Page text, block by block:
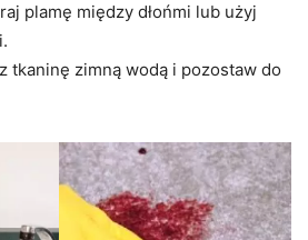
plamę między dłońmi lub użyj
tkaninę zimną wodą i pozostaw do